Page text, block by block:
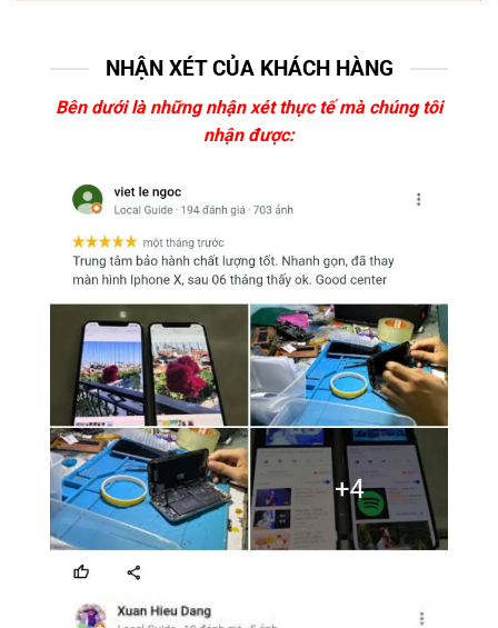
NHẬN XÉT CỦA KHÁCH HÀNG
Bên dưới là những nhận xét thực tế mà chúng tôi
nhận được: